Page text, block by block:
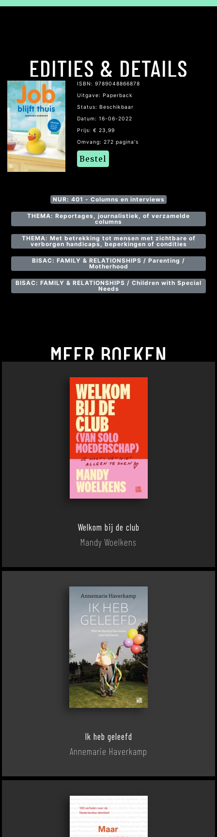
EDITIES & DETAILS
ISBN: 9789048866878
Uitgave: Paperback
Status: Beschikbaar
Datum: 16-06-2022
Prijs: € 23,99
Omvang: 272 pagina's
Bestel
NUR: 401 - Columns en interviews
THEMA: Reportages, journalistiek, of verzamelde
columns
THEMA: Met betrekking tot mensen met zichtbare of
verborgen handicaps, beperkingen of condities
BISAC: FAMILY & RELATIONSHIPS / Parenting /
Motherhood
BISAC: FAMILY & RELATIONSHIPS / Children with Special
Needs
MEER BOEKEN
Welkom bij de club
Mandy Woelkens
Ik heb geleefd
Annemarie Haverkamp